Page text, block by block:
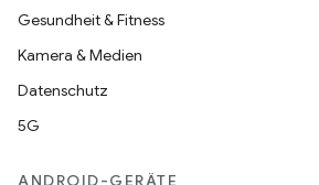
Gesundheit & Fitness
Kamera & Medien
Datenschutz
5G
ANDROID-GERÄTE